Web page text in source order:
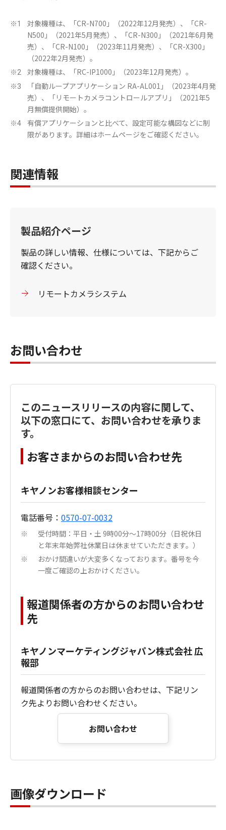
※1
対象機種は、「CR-N700」（2022年12月発売）、「CR-
N500」（2021年5月発売）、「CR-N300」（2021年6月発
売）、「CR-N100」（2023年11月発売）、「CR-X300」
（2022年2月発売）。
※2 対象機種は、「RC-IP1000」（2023年12月発売）。
※3
「自動ループアプリケーション RA-AL001」（2023年4月発
売）、「リモートカメラコントロールアプリ」（2021年5
月無償提供開始）。
※4
有償アプリケーションと比べて、設定可能な構図などに制
限があります。詳細はホームページをご確認ください。
関連情報
製品紹介ページ
製品の詳しい情報、仕様については、下記からご
確認ください。
リモートカメラシステム
お問い合わせ
このニュースリリースの内容に関して、
以下の窓口にて、お問い合わせを承りま
す。
お客さまからのお問い合わせ先
キヤノンお客様相談センター
電話番号： 0570-07-0032
※
受付時間：平日・土 9時00分～17時00分（日祝休日
と年末年始弊社休業日は休ませていただきます。）
※
おかけ間違いが大変多くなっております。番号を今
一度ご確認の上おかけください。
報道関係者の方からのお問い合わせ
先
キヤノンマーケティングジャパン株式会社 広
報部
報道関係者の方からのお問い合わせは、下記リン
ク先よりお問い合わせください。
お問い合わせ
画像ダウンロード